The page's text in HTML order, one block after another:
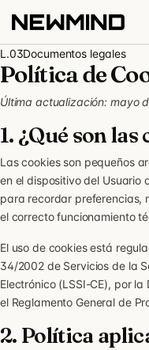
L.03Documentos legales
Política de
Última actualización: mayo
1. ¿Qué son las
Las cookies son pequeños
en el dispositivo del Usuario
para recordar preferencias,
el correcto funcionamiento
El uso de cookies está
34/2002 de Servicios de la
Electrónico (LSSI-CE), por
el Reglamento General de
2. Política